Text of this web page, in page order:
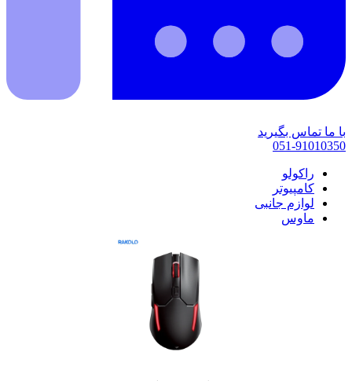
با ما تماس بگیرید
051-91010350
راکولو
کامپیوتر
لوازم جانبی
ماوس